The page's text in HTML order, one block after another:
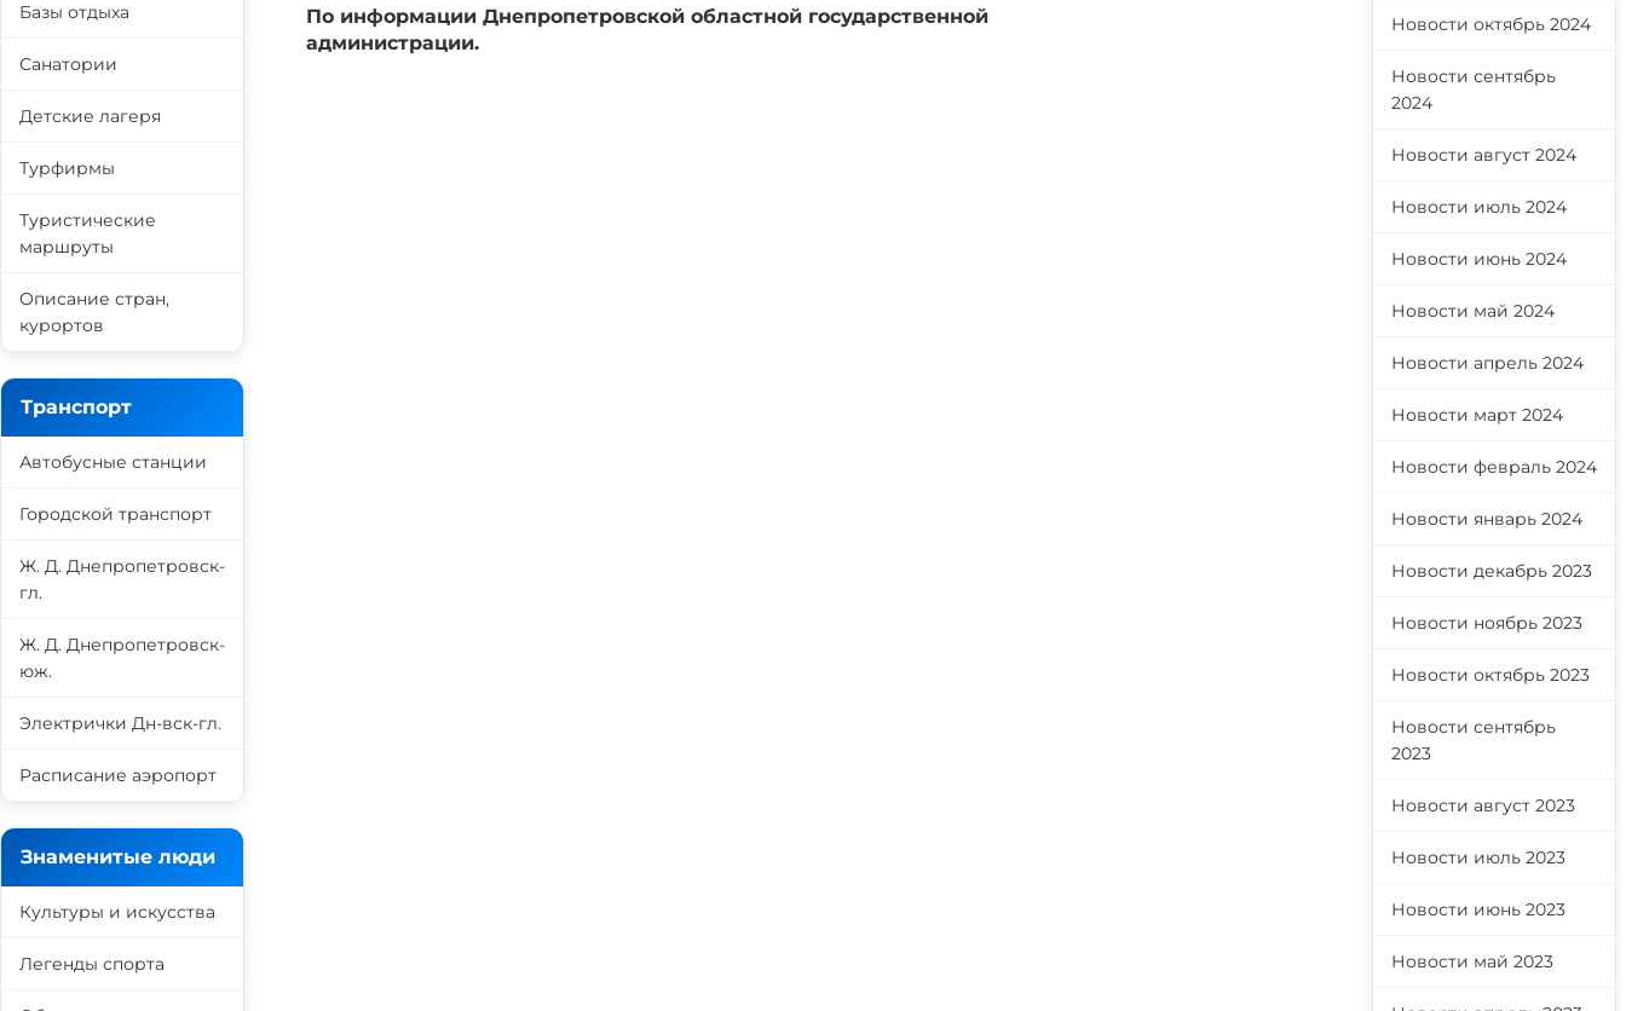
По информации Днепропетровской областной государственной
администрации.
Базы отдыха
Санатории
Детские лагеря
Турфирмы
Туристические
маршруты
Описание стран,
курортов
Транспорт
Автобусные станции
Городской транспорт
Ж. Д. Днепропетровск-
гл.
Ж. Д. Днепропетровск-
юж.
Электрички Дн-вск-гл.
Расписание аэропорт
Знаменитые люди
Культуры и искусства
Легенды спорта
Новости октябрь 2024
Новости сентябрь
2024
Новости август 2024
Новости июль 2024
Новости июнь 2024
Новости май 2024
Новости апрель 2024
Новости март 2024
Новости февраль 2024
Новости январь 2024
Новости декабрь 2023
Новости ноябрь 2023
Новости октябрь 2023
Новости сентябрь
2023
Новости август 2023
Новости июль 2023
Новости июнь 2023
Новости май 2023